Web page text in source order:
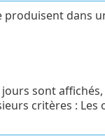
dans
sont
critères : Les